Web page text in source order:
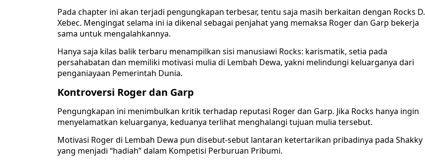
Pada chapter ini akan terjadi pengungkapan terbesar, tentu saja masih berkaitan dengan Rocks D.
Xebec. Mengingat selama ini ia dikenal sebagai penjahat yang memaksa Roger dan Garp bekerja
sama untuk mengalahkannya.
Hanya saja kilas balik terbaru menampilkan sisi manusiawi Rocks: karismatik, setia pada
persahabatan dan memiliki motivasi mulia di Lembah Dewa, yakni melindungi keluarganya dari
penganiayaan Pemerintah Dunia.
Kontroversi Roger dan Garp
Pengungkapan ini menimbulkan kritik terhadap reputasi Roger dan Garp. Jika Rocks hanya ingin
menyelamatkan keluarganya, keduanya terlihat menghalangi tujuan mulia tersebut.
Motivasi Roger di Lembah Dewa pun disebut-sebut lantaran ketertarikan pribadinya pada Shakky
yang menjadi “hadiah” dalam Kompetisi Perburuan Pribumi.